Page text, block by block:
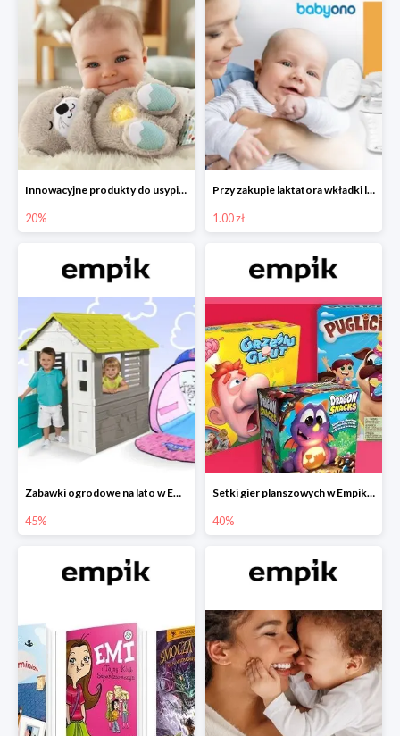
Innowacyjne produkty do usypiania w Empiku -20%
20%
Przy zakupie laktatora wkładki laktacyjne za 1 zł!
1.00 zł
Zabawki ogrodowe na lato w Empiku do -45%
45%
Setki gier planszowych w Empiku do -40%
40%